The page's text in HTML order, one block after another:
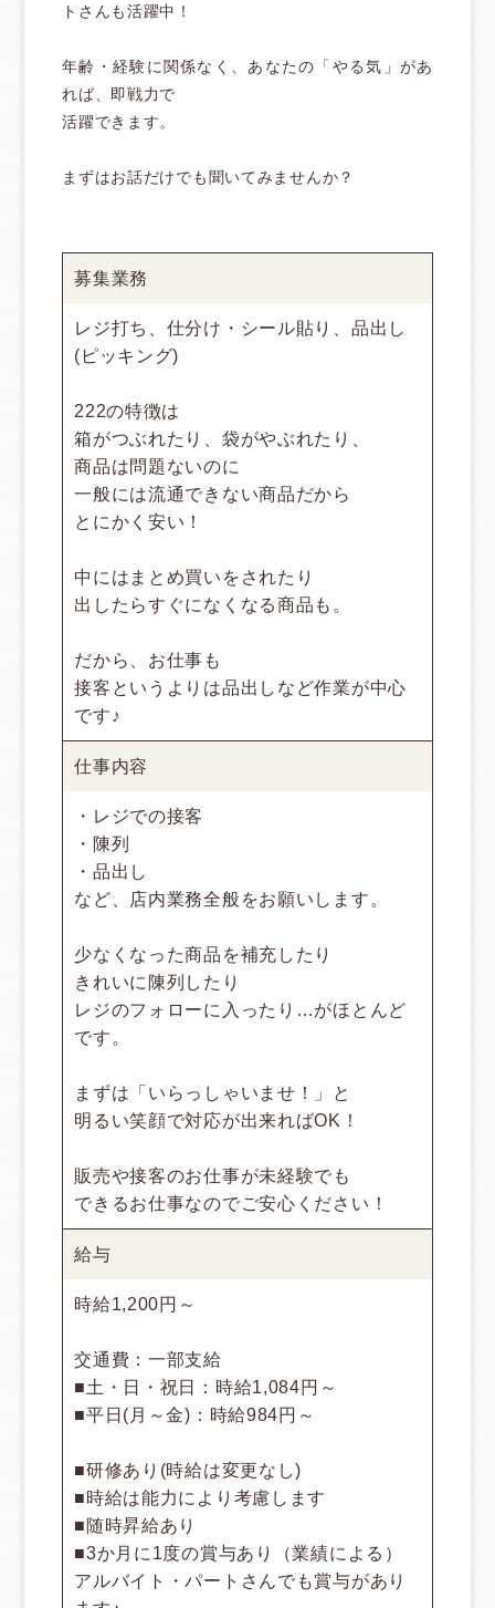
トさんも活躍中！
年齢・経験に関係なく、あなたの「やる気」があ
れば、即戦力で
活躍できます。
まずはお話だけでも聞いてみませんか？
募集業務
レジ打ち、仕分け・シール貼り、品出し
(ピッキング)
222の特徴は
箱がつぶれたり、袋がやぶれたり、
商品は問題ないのに
一般には流通できない商品だから
とにかく安い！
中にはまとめ買いをされたり
出したらすぐになくなる商品も。
だから、お仕事も
接客というよりは品出しなど作業が中心
です♪
仕事内容
・レジでの接客
・陳列
・品出し
など、店内業務全般をお願いします。
少なくなった商品を補充したり
きれいに陳列したり
レジのフォローに入ったり…がほとんど
です。
まずは「いらっしゃいませ！」と
明るい笑顔で対応が出来ればOK！
販売や接客のお仕事が未経験でも
できるお仕事なのでご安心ください！
給与
時給1,200円～
交通費：一部支給
■土・日・祝日：時給1,084円～
■平日(月～金)：時給984円～
■研修あり(時給は変更なし)
■時給は能力により考慮します
■随時昇給あり
■3か月に1度の賞与あり（業績による）
アルバイト・パートさんでも賞与があり